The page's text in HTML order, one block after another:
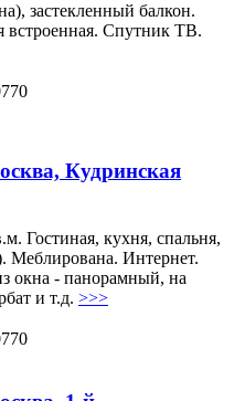
застекленный балкон.
встроенная. Спутник ТВ.
Кудринская
Гостиная, кухня, спальня,
Меблирована. Интернет.
окна - панорамный, на
и т.д. >>>